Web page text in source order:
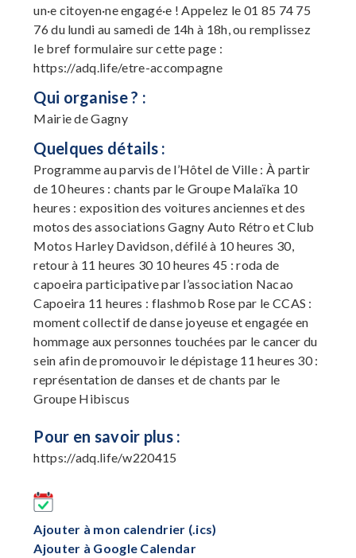
un·e citoyen·ne engagé·e ! Appelez le 01 85 74 75
76 du lundi au samedi de 14h à 18h, ou remplissez
le bref formulaire sur cette page :
https://adq.life/etre-accompagne
Qui organise ? :
Mairie de Gagny
Quelques détails :
Programme au parvis de l’Hôtel de Ville : À partir
de 10 heures : chants par le Groupe Malaïka 10
heures : exposition des voitures anciennes et des
motos des associations Gagny Auto Rétro et Club
Motos Harley Davidson, défilé à 10 heures 30,
retour à 11 heures 30 10 heures 45 : roda de
capoeira participative par l’association Nacao
Capoeira 11 heures : flashmob Rose par le CCAS :
moment collectif de danse joyeuse et engagée en
hommage aux personnes touchées par le cancer du
sein afin de promouvoir le dépistage 11 heures 30 :
représentation de danses et de chants par le
Groupe Hibiscus
Pour en savoir plus :
https://adq.life/w220415
Ajouter à mon calendrier (.ics)
Ajouter à Google Calendar